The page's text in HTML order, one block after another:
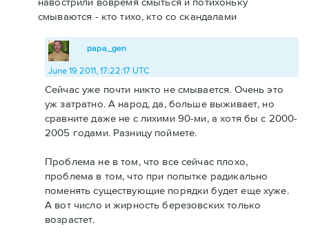
смываются - кто тихо, кто со скандалами
papa_gen
June 19 2011, 17:22:17 UTC
Сейчас уже почти никто не смывается. Очень это
уж затратно. А народ, да, больше выживает, но
сравните даже не с лихими 90-ми, а хотя бы с 2000-
2005 годами. Разницу поймете.
Проблема не в том, что все сейчас плохо,
проблема в том, что при попытке радикально
поменять существующие порядки будет еще хуже.
А вот число и жирность березовских только
возрастет.